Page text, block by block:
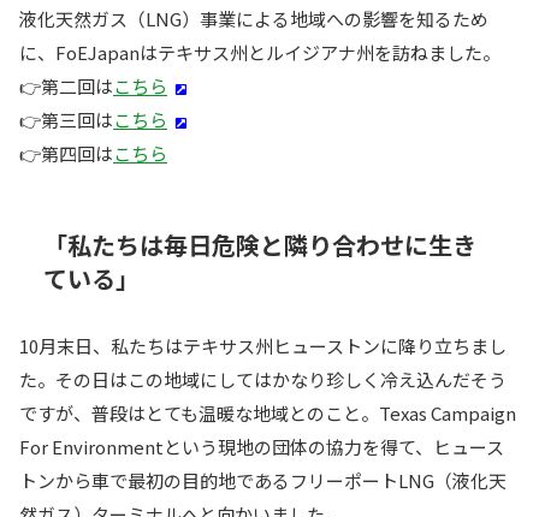
液化天然ガス（LNG）事業による地域への影響を知るため
に、FoEJapanはテキサス州とルイジアナ州を訪ねました。
👉第二回はこちら
👉第三回はこちら
👉第四回はこちら
「私たちは毎日危険と隣り合わせに生き
ている」
10月末日、私たちはテキサス州ヒューストンに降り立ちまし
た。その日はこの地域にしてはかなり珍しく冷え込んだそう
ですが、普段はとても温暖な地域とのこと。Texas Campaign
For Environmentという現地の団体の協力を得て、ヒュース
トンから車で最初の目的地であるフリーポートLNG（液化天